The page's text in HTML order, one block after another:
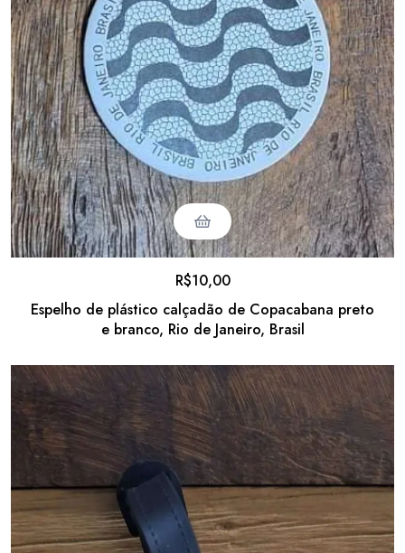
Espelho de plástico calçadão de Copacabana preto
e branco, Rio de Janeiro, Brasil
R$10,00